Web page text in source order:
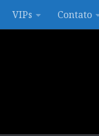
VIPs Contato